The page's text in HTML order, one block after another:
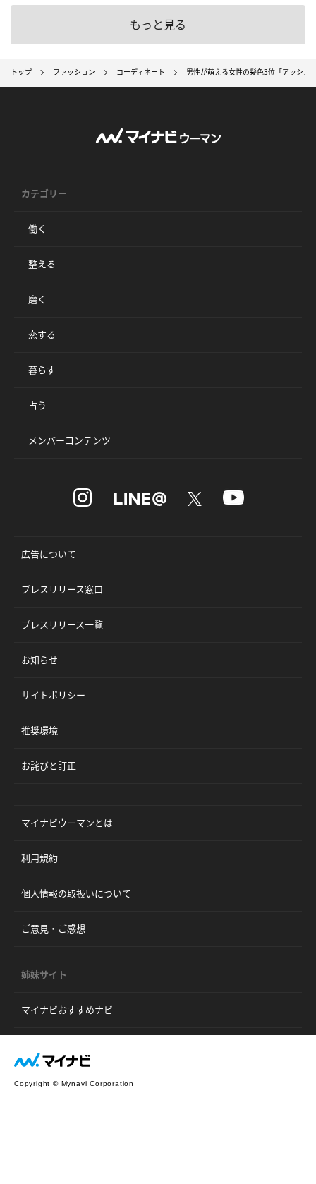
もっと見る
トップ ファッション コーディネート 男性が萌える女性の髪色3位「アッシ
カテゴリー
働く
整える
磨く
恋する
暮らす
占う
メンバーコンテンツ
広告について
プレスリリース窓口
プレスリリース一覧
お知らせ
サイトポリシー
推奨環境
お詫びと訂正
マイナビウーマンとは
利用規約
個人情報の取扱いについて
ご意見・ご感想
姉妹サイト
マイナビおすすめナビ
Copyright © Mynavi Corporation